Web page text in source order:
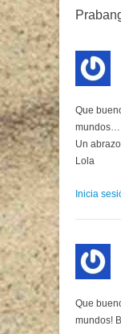
Que
mundos…
Un abrazo
Lola
Inicia
Que
mundos!